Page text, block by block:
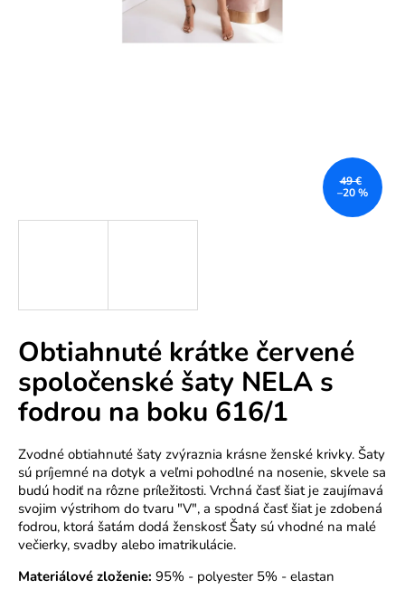
Obtiahnuté krátke červené
spoločenské šaty NELA s
fodrou na boku 616/1
Zvodné obtiahnuté šaty zvýraznia krásne ženské krivky. Šaty
sú príjemné na dotyk a veľmi pohodlné na nosenie, skvele sa
budú hodiť na rôzne príležitosti. Vrchná časť šiat je zaujímavá
svojim výstrihom do tvaru "V", a spodná časť šiat je zdobená
fodrou, ktorá šatám dodá ženskosť Šaty sú vhodné na malé
večierky, svadby alebo imatrikulácie.
Materiálové zloženie: 95% - polyester 5% - elastan
49 €
–20 %
O
d
p
o
r
ú
č
a
m
e